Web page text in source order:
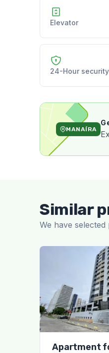
Elevator
24-Hour security
MANAÍRA
Similar
We have
Apartment